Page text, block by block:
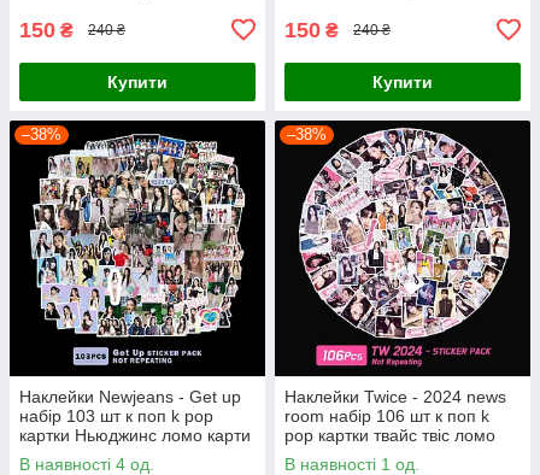
150 ₴ 240 ₴
Купити
150 ₴ 240 ₴
Купити
–38%
Наклейки Newjeans - Get up
набір 103 шт к поп k pop
картки Ньюджинс ломо карти
наліпки
В наявності 4 од.
–38%
Наклейки Twice - 2024 news
room набір 106 шт к поп k
pop картки твайс твіс ломо
карти наліпки
В наявності 1 од.